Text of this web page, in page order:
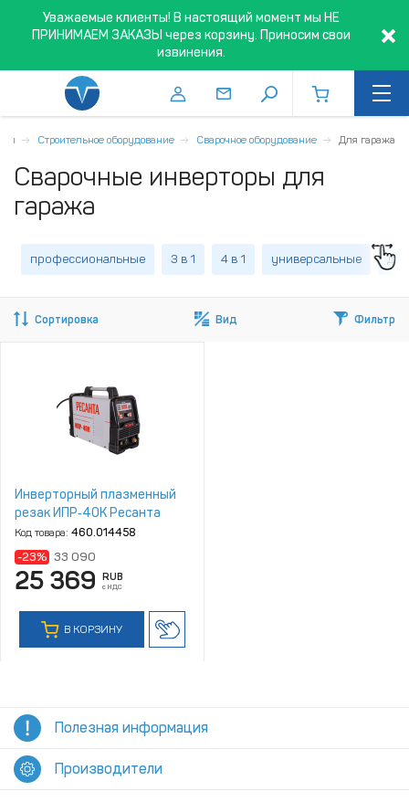
Уважаемые клиенты! В настоящий момент мы НЕ
ПРИНИМАЕМ ЗАКАЗЫ через корзину. Приносим свои
извинения.
Строительное оборудование Сварочное оборудование Для гаража
Сварочные инверторы для
гаража
профессиональные 3 в 1 4 в 1 универсальные
Сортировка Вид Фильтр
Инверторный плазменный
резак ИПР‑40К Ресанта
Код товара: 460.014458
-23% 33 090
25 369 RUB
с НДС
В КОРЗИНУ
Полезная информация
Производители